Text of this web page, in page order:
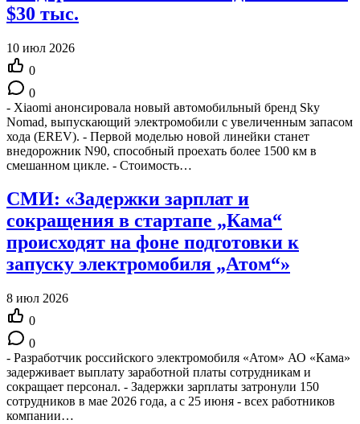
$30 тыс.
10 июл 2026
0
0
- Xiaomi анонсировала новый автомобильный бренд Sky
Nomad, выпускающий электромобили с увеличенным запасом
хода (EREV). - Первой моделью новой линейки станет
внедорожник N90, способный проехать более 1500 км в
смешанном цикле. - Стоимость…
СМИ: «Задержки зарплат и
сокращения в стартапе „Кама“
происходят на фоне подготовки к
запуску электромобиля „Атом“»
8 июл 2026
0
0
- Разработчик российского электромобиля «Атом» АО «Кама»
задерживает выплату заработной платы сотрудникам и
сокращает персонал. - Задержки зарплаты затронули 150
сотрудников в мае 2026 года, а с 25 июня - всех работников
компании…